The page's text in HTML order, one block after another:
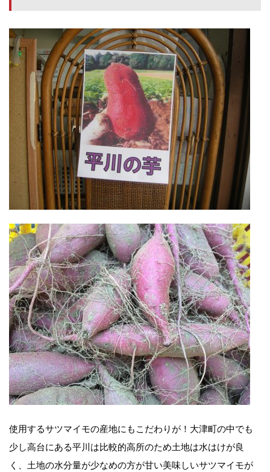
使用するサツマイモの産地にもこだわりが！大津町の中でも
少し高台にある平川は比較的高所のため土地は水はけが良
く、土地の水分量が少なめの方が甘い美味しいサツマイモが